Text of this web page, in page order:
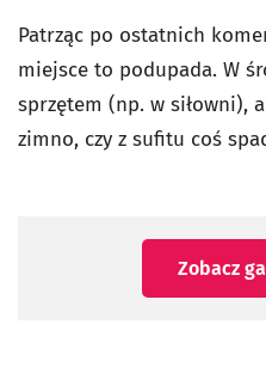
Patrząc po ostatnich
miejsce to podupada. W
sprzętem (np. w siłowni),
zimno, czy z sufitu coś
Zobacz